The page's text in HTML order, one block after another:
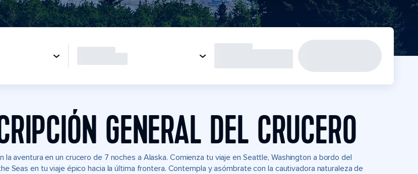
GENERAL DEL CRUCERO
la aventura en un crucero de 7 noches a Alaska. Comienza tu viaje en Seattle, Washington a bordo del
Seas en tu viaje épico hacia la última frontera. Contempla y asómbrate con la cautivadora naturaleza de